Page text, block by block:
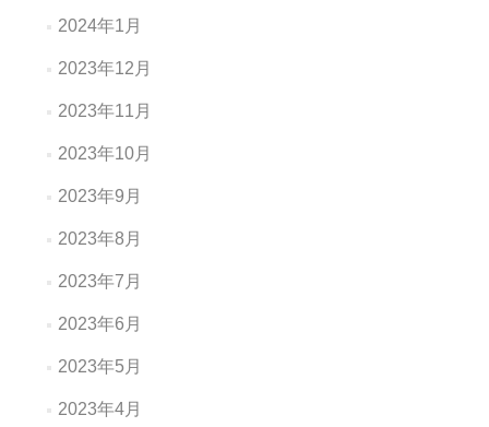
2024年1月
2023年12月
2023年11月
2023年10月
2023年9月
2023年8月
2023年7月
2023年6月
2023年5月
2023年4月